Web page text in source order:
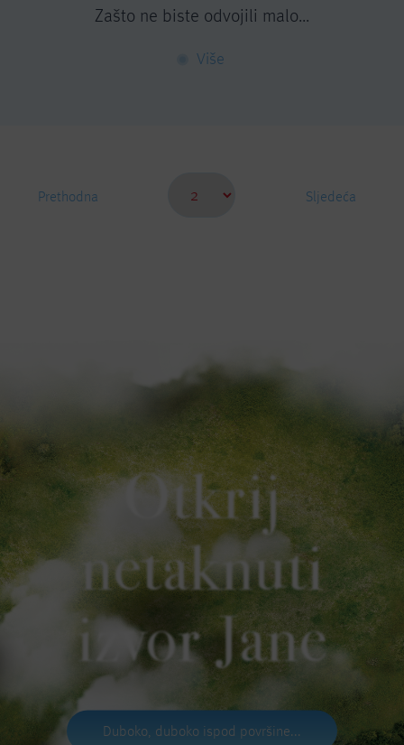
Zašto ne biste odvojili malo...
Više
Prethodna Sljedeća
Otkrij
netaknuti
izvor Jane
Duboko, duboko ispod površine...